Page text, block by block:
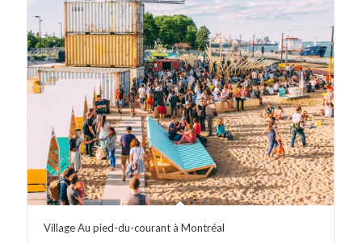
Village Au pied-du-courant à Montréal